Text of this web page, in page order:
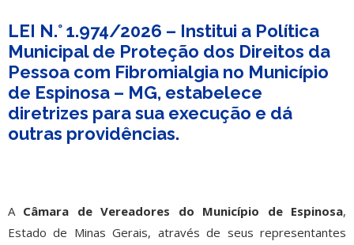
LEI N.° 1.974/2026 – Institui a Política
Municipal de Proteção dos Direitos da
Pessoa com Fibromialgia no Município
de Espinosa – MG, estabelece
diretrizes para sua execução e dá
outras providências.
A Câmara de Vereadores do Município de Espinosa,
Estado de Minas Gerais, através de seus representantes